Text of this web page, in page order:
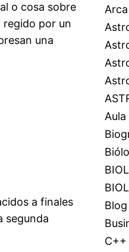
o cosa sobre
por un
una
a finales
segunda
Blog
C++